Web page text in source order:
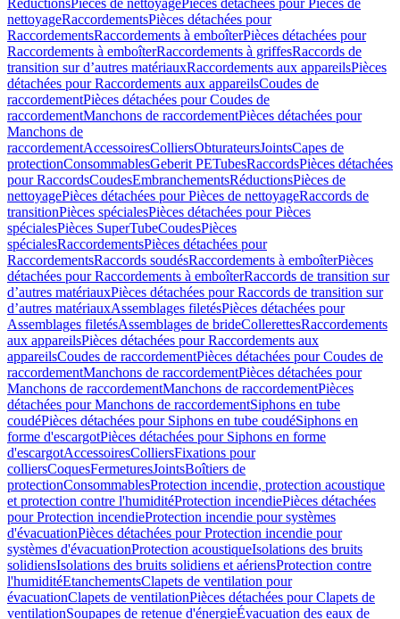
RéductionsPièces de nettoyagePièces détachées pour Pièces de
nettoyageRaccordementsPièces détachées pour
RaccordementsRaccordements à emboîterPièces détachées pour
Raccordements à emboîterRaccordements à griffesRaccords de
transition sur d’autres matériauxRaccordements aux appareilsPièces
détachées pour Raccordements aux appareilsCoudes de
raccordementPièces détachées pour Coudes de
raccordementManchons de raccordementPièces détachées pour
Manchons de
raccordementAccessoiresColliersObturateursJointsCapes de
protectionConsommablesGeberit PETubesRaccordsPièces détachées
pour RaccordsCoudesEmbranchementsRéductionsPièces de
nettoyagePièces détachées pour Pièces de nettoyageRaccords de
transitionPièces spécialesPièces détachées pour Pièces
spécialesPièces SuperTubeCoudesPièces
spécialesRaccordementsPièces détachées pour
RaccordementsRaccords soudésRaccordements à emboîterPièces
détachées pour Raccordements à emboîterRaccords de transition sur
d’autres matériauxPièces détachées pour Raccords de transition sur
d’autres matériauxAssemblages filetésPièces détachées pour
Assemblages filetésAssemblages de brideCollerettesRaccordements
aux appareilsPièces détachées pour Raccordements aux
appareilsCoudes de raccordementPièces détachées pour Coudes de
raccordementManchons de raccordementPièces détachées pour
Manchons de raccordementManchons de raccordementPièces
détachées pour Manchons de raccordementSiphons en tube
coudéPièces détachées pour Siphons en tube coudéSiphons en
forme d'escargotPièces détachées pour Siphons en forme
d'escargotAccessoiresColliersFixations pour
colliersCoquesFermeturesJointsBoîtiers de
protectionConsommablesProtection incendie, protection acoustique
et protection contre l'humiditéProtection incendiePièces détachées
pour Protection incendieProtection incendie pour systèmes
d'évacuationPièces détachées pour Protection incendie pour
systèmes d'évacuationProtection acoustiqueIsolations des bruits
solidiensIsolations des bruits solidiens et aériensProtection contre
l'humiditéEtanchementsClapets de ventilation pour
évacuationClapets de ventilationPièces détachées pour Clapets de
ventilationSoupapes de retenue d'énergieÉvacuation des eaux de